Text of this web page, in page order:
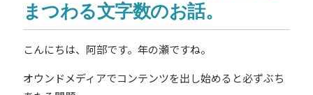
まつわる文字数のお話。
こんにちは、阿部です。年の瀬ですね。
オウンドメディアでコンテンツを出し始めると必ずぶち